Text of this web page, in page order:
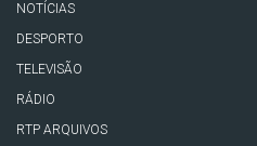
NOTÍCIAS
DESPORTO
TELEVISÃO
RÁDIO
RTP ARQUIVOS